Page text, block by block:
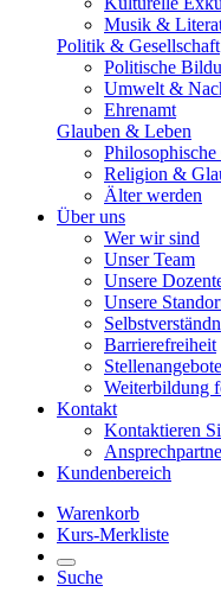
Musik &
Politik & Gesellschaft
Politische
Umwelt &
Ehrenamt
Glauben & Leben
Philosophische
Religion &
Älter werden
Über uns
Wer wir sind
Unser Team
Unsere
Unsere
Barrierefreiheit
Stellenangebote
Weiterbildung
Kontakt
Kontaktieren
Kundenbereich
Warenkorb
Kurs-Merkliste
Suche